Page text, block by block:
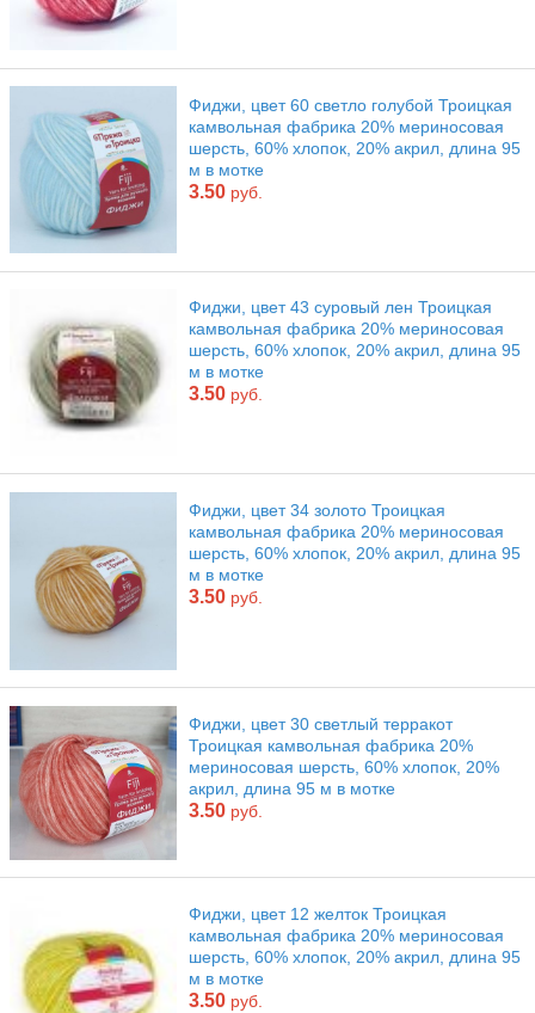
Фиджи, цвет 60 светло голубой Троицкая
камвольная фабрика 20% мериносовая
шерсть, 60% хлопок, 20% акрил, длина 95
м в мотке
3.50 руб.
Фиджи, цвет 43 суровый лен Троицкая
камвольная фабрика 20% мериносовая
шерсть, 60% хлопок, 20% акрил, длина 95
м в мотке
3.50 руб.
Фиджи, цвет 34 золото Троицкая
камвольная фабрика 20% мериносовая
шерсть, 60% хлопок, 20% акрил, длина 95
м в мотке
3.50 руб.
Фиджи, цвет 30 светлый терракот
Троицкая камвольная фабрика 20%
мериносовая шерсть, 60% хлопок, 20%
акрил, длина 95 м в мотке
3.50 руб.
Фиджи, цвет 12 желток Троицкая
камвольная фабрика 20% мериносовая
шерсть, 60% хлопок, 20% акрил, длина 95
м в мотке
3.50 руб.